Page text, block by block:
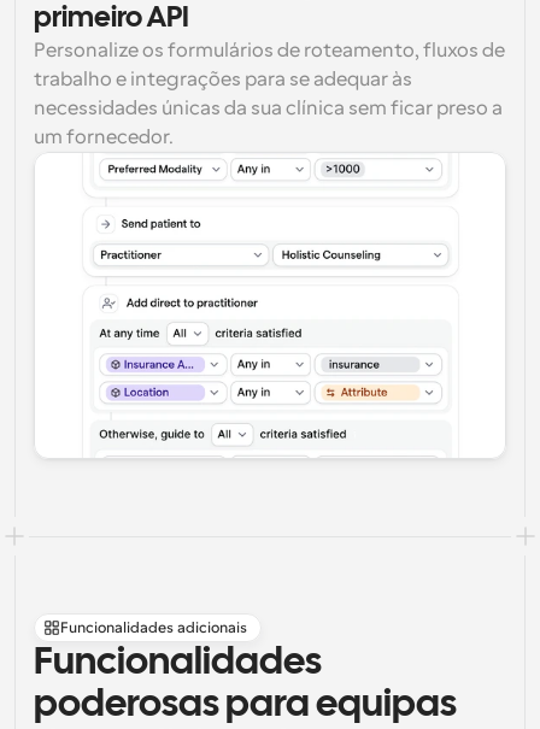
primeiro API
Personalize os formulários de roteamento, fluxos de
trabalho e integrações para se adequar às
necessidades únicas da sua clínica sem ficar preso a
um fornecedor.
Funcionalidades adicionais
Funcionalidades
poderosas para equipas